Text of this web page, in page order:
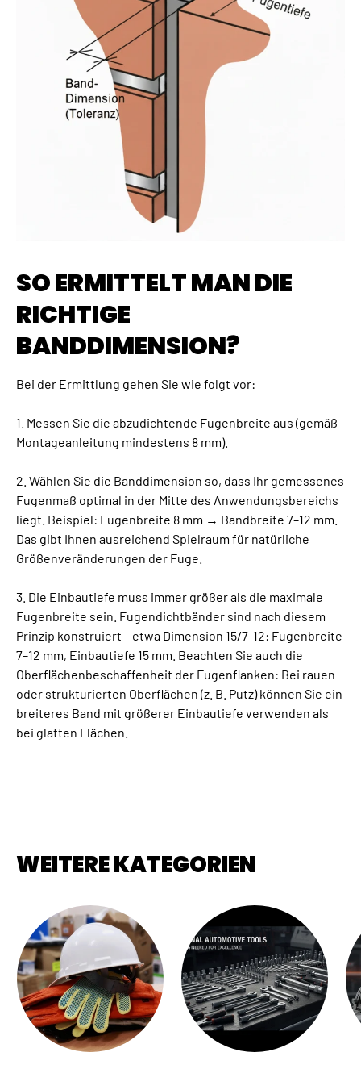
SO ERMITTELT MAN DIE
RICHTIGE
BANDDIMENSION?
Bei der Ermittlung gehen Sie wie folgt vor:
1. Messen Sie die abzudichtende Fugenbreite aus (gemäß
Montageanleitung mindestens 8 mm).
2. Wählen Sie die Banddimension so, dass Ihr gemessenes
Fugenmaß optimal in der Mitte des Anwendungsbereichs
liegt. Beispiel: Fugenbreite 8 mm → Bandbreite 7–12 mm.
Das gibt Ihnen ausreichend Spielraum für natürliche
Größenveränderungen der Fuge.
3. Die Einbautiefe muss immer größer als die maximale
Fugenbreite sein. Fugendichtbänder sind nach diesem
Prinzip konstruiert – etwa Dimension 15/7-12: Fugenbreite
7–12 mm, Einbautiefe 15 mm. Beachten Sie auch die
Oberflächenbeschaffenheit der Fugenflanken: Bei rauen
oder strukturierten Oberflächen (z. B. Putz) können Sie ein
breiteres Band mit größerer Einbautiefe verwenden als
bei glatten Flächen.
WEITERE KATEGORIEN